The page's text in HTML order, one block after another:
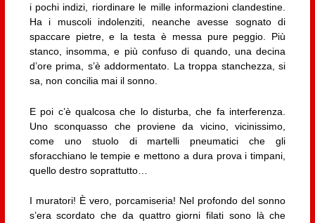
i pochi indizi, riordinare le mille informazioni clandestine.
Ha i muscoli indolenziti, neanche avesse sognato di
spaccare pietre, e la testa è messa pure peggio. Più
stanco, insomma, e più confuso di quando, una decina
d’ore prima, s’è addormentato. La troppa stanchezza, si
sa, non concilia mai il sonno.
E poi c’è qualcosa che lo disturba, che fa interferenza.
Uno sconquasso che proviene da vicino, vicinissimo,
come uno stuolo di martelli pneumatici che gli
sforacchiano le tempie e mettono a dura prova i timpani,
quello destro soprattutto…
I muratori! È vero, porcamiseria! Nel profondo del sonno
s’era scordato che da quattro giorni filati sono là che